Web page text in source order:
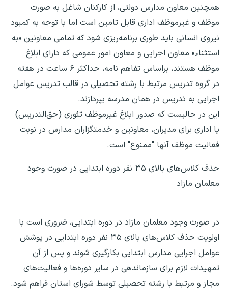
همچنین معاون مدارس دولتی، از کارکنان شاغل به صورت
موظف و غیرموظف اداری قابل تامین است اما با توجه به کمبود
نیروی انسانی باید طوری برنامه‌ریزی شود که تمامی معاونین «به
استثناء» معاون اجرایی و معاون امور عمومی که دارای ابلاغ
موظف هستند، براساس تفاهم نامه، حداکثر ۶ ساعت در هفته
در گروه تدریس مرتبط با رشته تحصیلی در قالب تدریس عوامل
اجرایی به تدریس در همان مدرسه بپردازند.
این در حالیست که صدور ابلاغ غیرموظف تئوری (حق‌التدریس)
یا اداری برای مدیران، معاونین و خدمتگزاران مدارس در نوبت
فعالیت موظف آنها "ممنوع" است.
حذف کلاس‌های بالای ۳۵ نفر دوره ابتدایی در صورت وجود
معلمان مازاد
در صورت وجود معلمان مازاد در دوره ابتدایی، ضروری است با
اولویت حذف کلاس‌های بالای ۳۵ نفر دوره ابتدایی در پوشش
عوامل اجرایی مدارس ابتدایی بکارگیری شوند و پس از آن
تمهیدات لازم برای سازماندهی در سایر دوره‌ها و فعالیت‌های
مجاز و مرتبط با رشته تحصیلی توسط شورای استان فراهم شود.